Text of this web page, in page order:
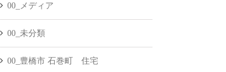
00_メディア
00_未分類
00_豊橋市 石巻町 住宅